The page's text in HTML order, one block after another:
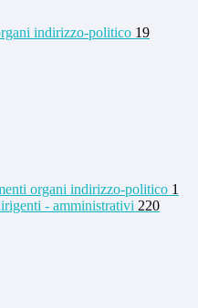
indirizzo-politico 19
organi indirizzo-politico 1
- amministrativi 220